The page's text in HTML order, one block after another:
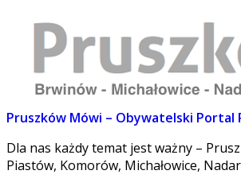
Pruszków Mówi – Obywatelski Portal
Dla nas każdy temat jest ważny –
Piastów, Komorów, Michałowice,